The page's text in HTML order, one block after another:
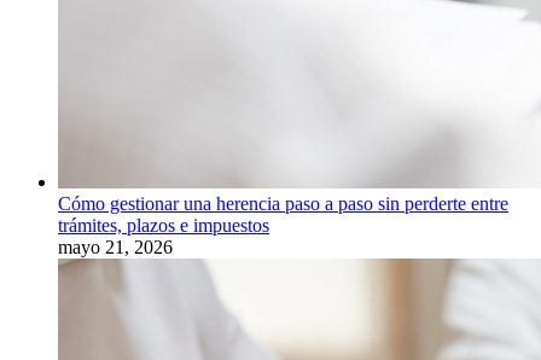
Cómo gestionar una herencia paso a paso sin perderte entre
trámites, plazos e impuestos
mayo 21, 2026